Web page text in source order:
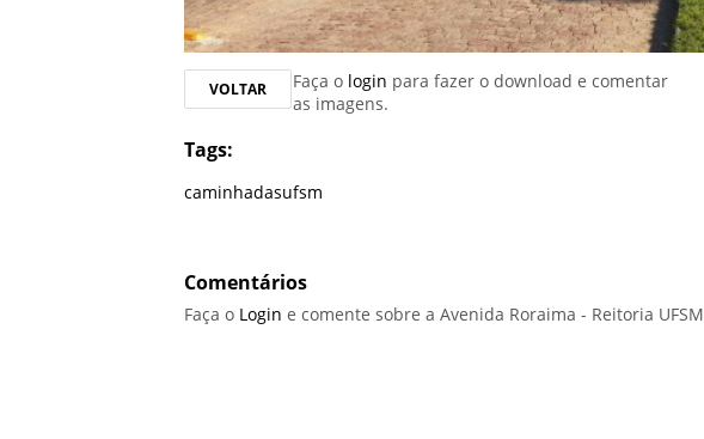
VOLTAR Faça o login para fazer o download e comentar
as imagens.
Tags:
caminhadasufsm
Comentários
Faça o Login e comente sobre a Avenida Roraima - Reitoria UFSM